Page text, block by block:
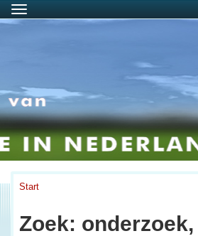
Menu
Start
Zoek: onderzoek,